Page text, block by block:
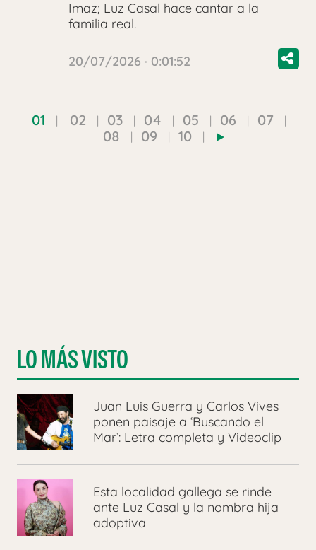
Imaz; Luz Casal hace cantar a la
familia real.
20/07/2026 · 0:01:52
01 02 03 04 05 06
07
08
09 10
LO MÁS VISTO
Juan Luis Guerra y Carlos Vives
ponen paisaje a ‘Buscando el
Mar’: Letra completa y Videoclip
Esta localidad gallega se rinde
ante Luz Casal y la nombra hija
adoptiva